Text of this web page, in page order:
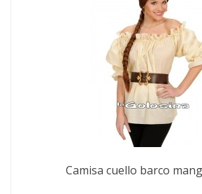
Camisa cuello barco